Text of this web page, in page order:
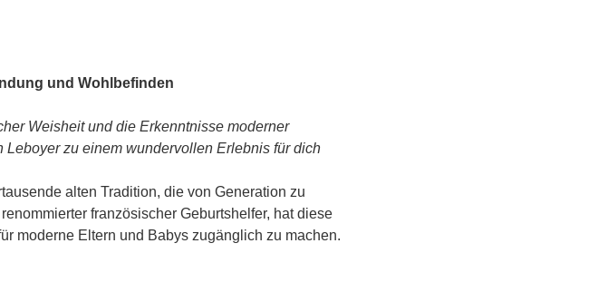
und Wohlbefinden
Weisheit und die Erkenntnisse moderner
zu einem wundervollen Erlebnis für dich
alten Tradition, die von Generation zu
französischer Geburtshelfer, hat diese
moderne Eltern und Babys zugänglich zu machen.